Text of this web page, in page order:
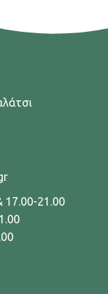
17.00-21.00